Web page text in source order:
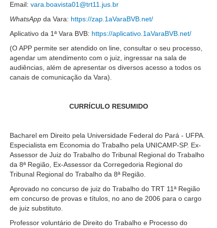
Juízes Interior
Juízes Substitutos
Diretores
Comitês
Comitê Gestor Regional do PJe
Processuais Unificadas
Comissão Regional de Pesquisa Judiciária e Ciência de
Dados
Comissão de Ética
Comitê de Priorização do Primeiro Grau
Comissão de Uniformização de Jurisprudência
Comitê de Gestão de Pessoas
Email: vara.boavista01@trt11.jus.br
WhatsApp da Vara: https://zap.1aVaraBVB.net/
Aplicativo da 1ª Vara BVB: https://aplicativo.1aVaraBVB.net/
(O APP permite ser atendido on line, consultar o seu processo,
agendar um atendimento com o juiz, ingressar na sala de
audiências, além de apresentar os diversos acesso a todos os
canais de comunicação da Vara).
CURRÍCULO RESUMIDO
Bacharel em Direito pela Universidade Federal do Pará - UFPA.
Especialista em Economia do Trabalho pela UNICAMP-SP. Ex-
Assessor de Juiz do Trabalho do Tribunal Regional do Trabalho
da 8ª Região, Ex-Assessor da Corregedoria Regional do
Tribunal Regional do Trabalho da 8ª Região.
Aprovado no concurso de juiz do Trabalho do TRT 11ª Região
em concurso de provas e títulos, no ano de 2006 para o cargo
de juiz substituto.
Professor voluntário de Direito do Trabalho e Processo do